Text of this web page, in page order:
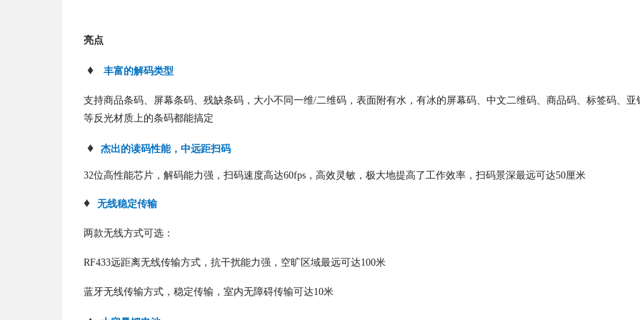
亮点
♦ 丰富的解码类型
支持商品条码、屏幕条码、残缺条码，大小不同一维/二维码，表面附有水，有冰的屏幕码、中文二维码、商品码、标签码、亚
等反光材质上的条码都能搞定
♦ 杰出的读码性能，中远距扫码
32位高性能芯片，解码能力强，扫码速度高达60fps ，高效灵敏，极大地提高了工作效率，扫码景深最远可达50厘米
♦ 无线稳定传输
两款无线方式可选：
RF433远距离无线传输方式，抗干扰能力强，空旷区域最远可达100米
蓝牙无线传输方式，稳定传输，室内无障碍传输可达10米